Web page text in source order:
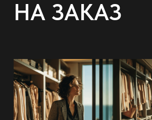
НА ЗАКАЗ